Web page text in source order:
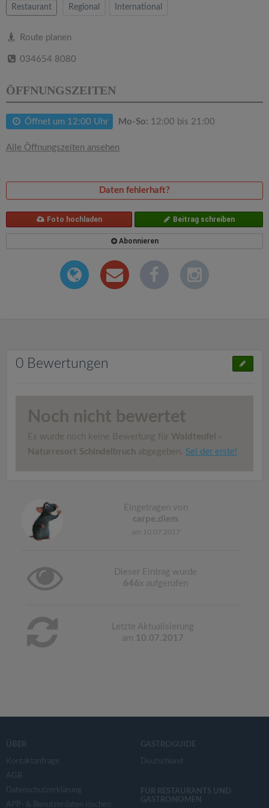
Restaurant Regional International
Route planen
034654 8080
ÖFFNUNGSZEITEN
Öffnet um 12:00 Uhr Mo-So: 12:00 bis 21:00
Alle Öffnungszeiten ansehen
Daten fehlerhaft?
Foto hochladen Beitrag schreiben
Abonnieren
0 Bewertungen
Noch nicht bewertet
Es wurde noch keine Bewertung für Waldteufel ·
Naturresort Schindelbruch abgegeben. Sei der erste!
Eingetragen von
carpe.diem
am 10.07.2017
Dieser Eintrag wurde
646x aufgerufen
Letzte Aktualisierung
am 10.07.2017
ÜBER
Kontaktanfrage
AGB
Datenschutzerklärung
APP- & Benutzerdaten löschen
GASTROGUIDE
Deutschland
FÜR RESTAURANTS UND
GASTRONOMEN
i
g
a
t